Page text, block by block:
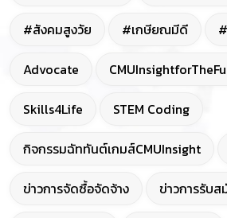
#สังคมสูงวัย #เกษียณมีดี
Advocate
Skills4Life STEM Coding
กิจกรรมฉัททันต์เกมส์CMUInsight
ข่าวการจัดซื้อจัดจ้าง ข่าวการรับส